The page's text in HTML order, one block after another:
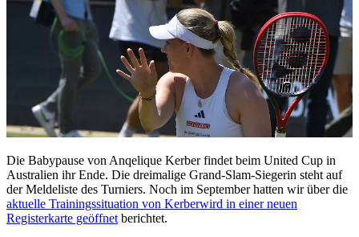
Die Babypause von Anqelique Kerber findet beim United Cup in
Australien ihr Ende. Die dreimalige Grand-Slam-Siegerin steht auf
der Meldeliste des Turniers. Noch im September hatten wir über die
aktuelle Trainingssituation von Kerberwird in einer neuen
Registerkarte geöffnet berichtet.